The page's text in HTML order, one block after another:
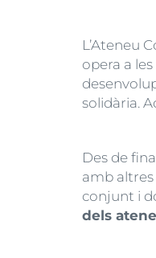
L’Ateneu
opera a
solidària.
Des de
amb altres
conjunt i
dels